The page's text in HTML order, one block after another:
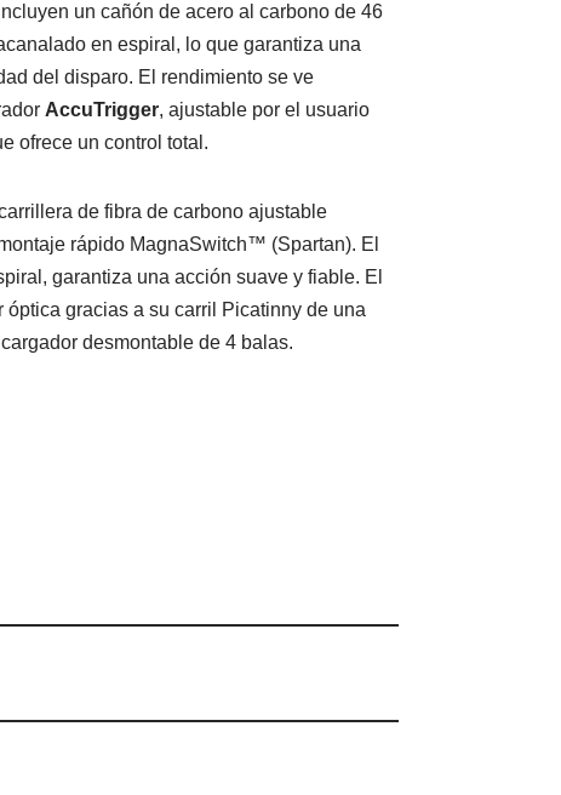
un cañón de acero al carbono de 46
en espiral, lo que garantiza una
del disparo. El rendimiento se ve
AccuTrigger, ajustable por el usuario
ofrece un control total.
de fibra de carbono ajustable
rápido MagnaSwitch™ (Spartan). El
garantiza una acción suave y fiable. El
óptica gracias a su carril Picatinny de una
desmontable de 4 balas.